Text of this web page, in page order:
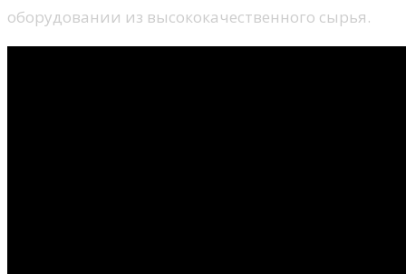
оборудовании из высококачественного сырья.